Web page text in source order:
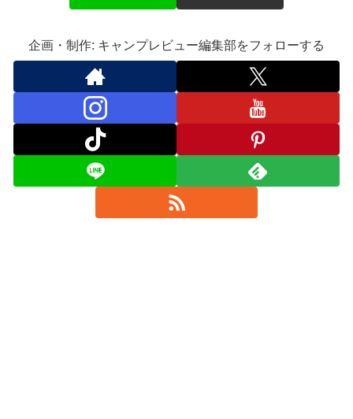
企画・制作: キャンプレビュー編集部をフォローする